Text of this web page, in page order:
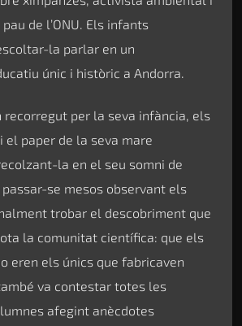
de l’ONU. Els infants
la parlar en un
únic i històric a Andorra.
recorregut per la seva infància, els
el paper de la seva mare
la en el seu somni de
se mesos observant els
trobar el descobriment que
la comunitat científica: que els
eren els únics que fabricaven
va contestar totes les
afegint anècdotes